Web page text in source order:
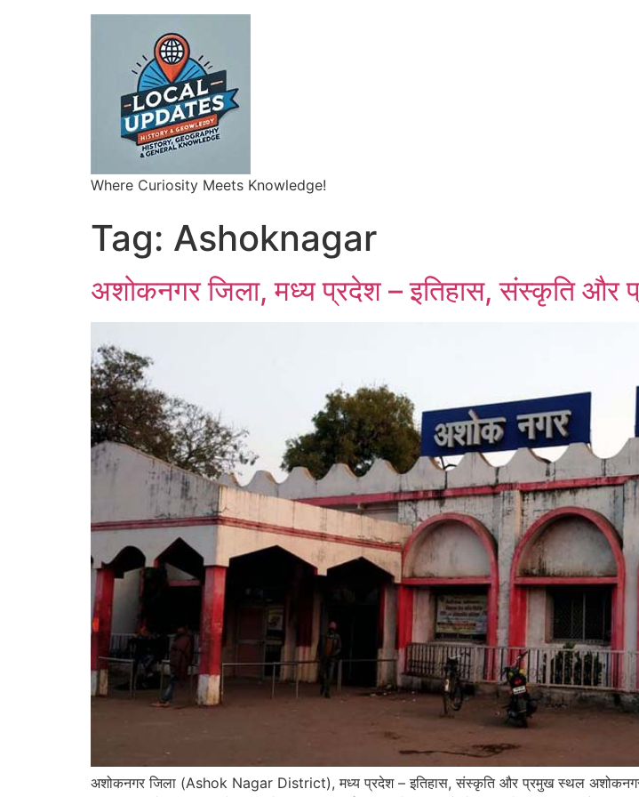
Where Curiosity Meets Knowledge!
Tag: Ashoknagar
अशोकनगर जिला, मध्य प्रदेश – इतिहास, संस्कृति और
अशोकनगर जिला (Ashok Nagar District), मध्य प्रदेश – इतिहास, संस्कृति और प्रमुख स्थल